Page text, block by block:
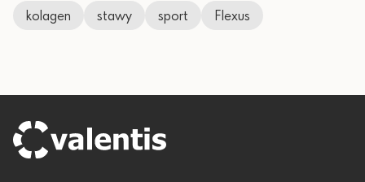
kolagen stawy sport Flexus